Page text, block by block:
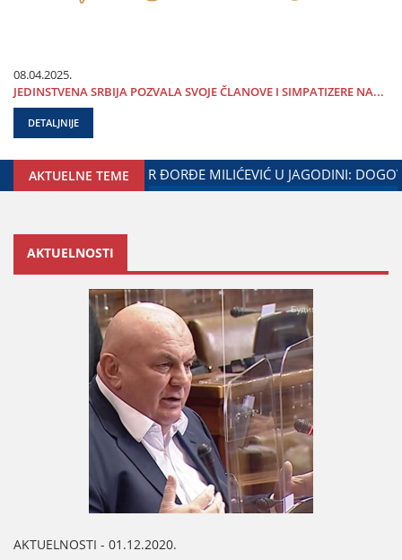
08.04.2025.
ЈEDINSTVENA SRBIЈA POZVALA SVOЈE ČLANOVE I SIMPATIZERE NA...
DETALJNIJE
AKTUELNE TEME
I MINISTARSTVA ZADUŽENOG ZA ODNOSE SA DIЈASPOROM
AKTUELNOSTI
AKTUELNOSTI - 01.12.2020.